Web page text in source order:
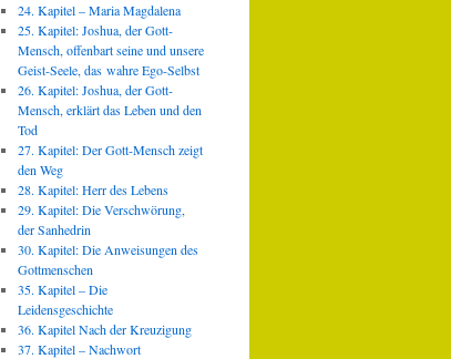
24. Kapitel – Maria Magdalena
25. Kapitel: Joshua, der Gott-
Mensch, offenbart seine und unsere
Geist-Seele, das wahre Ego-Selbst
26. Kapitel: Joshua, der Gott-
Mensch, erklärt das Leben und den
Tod
27. Kapitel: Der Gott-Mensch zeigt
den Weg
28. Kapitel: Herr des Lebens
29. Kapitel: Die Verschwörung,
der Sanhedrin
30. Kapitel: Die Anweisungen des
Gottmenschen
35. Kapitel – Die
Leidensgeschichte
36. Kapitel Nach der Kreuzigung
37. Kapitel – Nachwort